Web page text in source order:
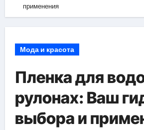
применения
Мода и красота
Пленка для
рулонах: Ваш
выбора и